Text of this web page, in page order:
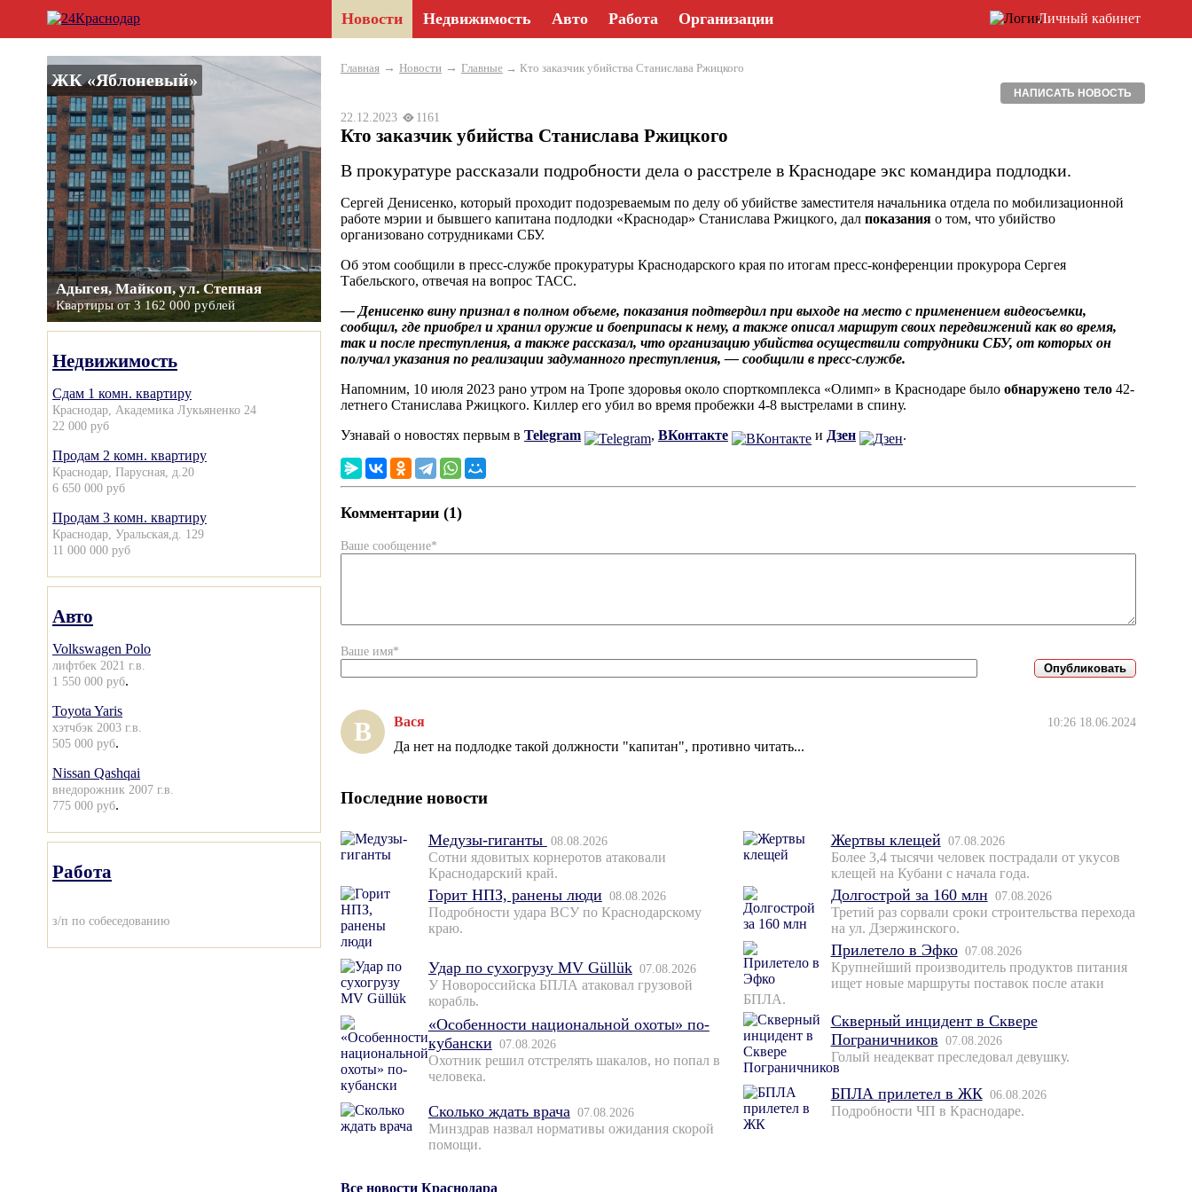
Новости Недвижимость Авто Работа Организации Личный кабинет
ЖК «Яблоневый»
Адыгея, Майкоп, ул. Степная
Квартиры от 3 162 000 рублей
Недвижимость
Сдам 1 комн. квартиру
Краснодар, Академика Лукьяненко 24
22 000 руб
Продам 2 комн. квартиру
Краснодар, Парусная, д.20
6 650 000 руб
Продам 3 комн. квартиру
Краснодар, Уральская,д. 129
11 000 000 руб
Авто
Volkswagen Polo
лифтбек 2021 г.в.
1 550 000 руб.
Toyota Yaris
хэтчбэк 2003 г.в.
505 000 руб.
Nissan Qashqai
внедорожник 2007 г.в.
775 000 руб.
Работа
з/п по собеседованию
Главная → Новости → Главные → Кто заказчик убийства Станислава Ржицкого
НАПИСАТЬ НОВОСТЬ
22.12.2023 1161
Кто заказчик убийства Станислава Ржицкого
В прокуратуре рассказали подробности дела о расстреле в Краснодаре экс командира подлодки.
Сергей Денисенко, который проходит подозреваемым по делу об убийстве заместителя начальника отдела по мобилизационной
работе мэрии и бывшего капитана подлодки «Краснодар» Станислава Ржицкого, дал показания о том, что убийство
организовано сотрудниками СБУ.
Об этом сообщили в пресс-службе прокуратуры Краснодарского края по итогам пресс-конференции прокурора Сергея
Табельского, отвечая на вопрос ТАСС.
— Денисенко вину признал в полном объеме, показания подтвердил при выходе на место с применением видеосъемки,
сообщил, где приобрел и хранил оружие и боеприпасы к нему, а также описал маршрут своих передвижений как во время,
так и после преступления, а также рассказал, что организацию убийства осуществили сотрудники СБУ, от которых он
получал указания по реализации задуманного преступления, — сообщили в пресс-службе.
Напомним, 10 июля 2023 рано утром на Тропе здоровья около спорткомплекса «Олимп» в Краснодаре было обнаружено тело 42-
летнего Станислава Ржицкого. Киллер его убил во время пробежки 4-8 выстрелами в спину.
Узнавай о новостях первым в Telegram , ВКонтакте и Дзен .
Комментарии (1)
Ваше сообщение*
Ваше имя*
В Вася 10:26 18.06.2024
Да нет на подлодке такой должности "капитан", противно читать...
Последние новости
Медузы-гиганты 08.08.2026
Сотни ядовитых корнеротов атаковали
Краснодарский край.
Горит НПЗ, ранены люди 08.08.2026
Подробности удара ВСУ по Краснодарскому
краю.
Удар по сухогрузу MV Güllük 07.08.2026
У Новороссийска БПЛА атаковал грузовой
корабль.
«Особенности национальной охоты» по-
кубански 07.08.2026
Охотник решил отстрелять шакалов, но попал в
человека.
Сколько ждать врача 07.08.2026
Минздрав назвал нормативы ожидания скорой
помощи.
Жертвы клещей 07.08.2026
Более 3,4 тысячи человек пострадали от укусов
клещей на Кубани с начала года.
Долгострой за 160 млн 07.08.2026
Третий раз сорвали сроки строительства перехода
на ул. Дзержинского.
Прилетело в Эфко 07.08.2026
Крупнейший производитель продуктов питания
ищет новые маршруты поставок после атаки
БПЛА.
Скверный инцидент в Сквере
Пограничников 07.08.2026
Голый неадекват преследовал девушку.
БПЛА прилетел в ЖК 06.08.2026
Подробности ЧП в Краснодаре.
Все новости Краснодара